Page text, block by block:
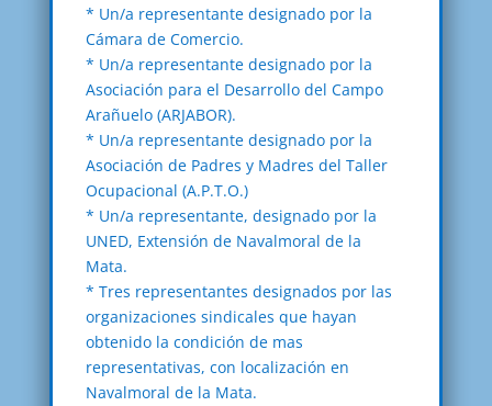
* Un/a representante designado por la
Cámara de Comercio.
* Un/a representante designado por la
Asociación para el Desarrollo del Campo
Arañuelo (ARJABOR).
* Un/a representante designado por la
Asociación de Padres y Madres del Taller
Ocupacional (A.P.T.O.)
* Un/a representante, designado por la
UNED, Extensión de Navalmoral de la
Mata.
* Tres representantes designados por las
organizaciones sindicales que hayan
obtenido la condición de mas
representativas, con localización en
Navalmoral de la Mata.